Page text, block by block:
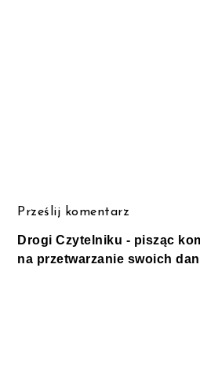
Prześlij komentarz
Drogi Czytelniku - pisząc
na przetwarzanie swoich